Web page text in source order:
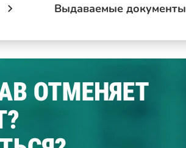
Выдаваемые документы